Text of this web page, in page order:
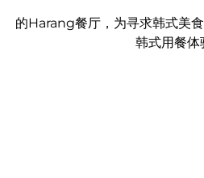
的Harang餐厅，为寻求韩式美
韩式用餐体